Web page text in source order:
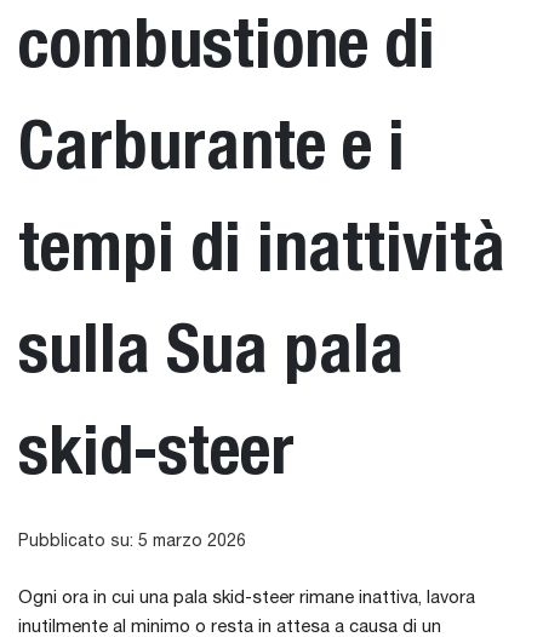
combustione di
Carburante e i
tempi di inattività
sulla Sua pala
skid-steer
Pubblicato su: 5 marzo 2026
Ogni ora in cui una pala skid-steer rimane inattiva, lavora
inutilmente al minimo o resta in attesa a causa di un